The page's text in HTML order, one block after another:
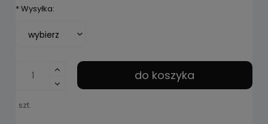
*Wysyłka:
szt.
do koszyka